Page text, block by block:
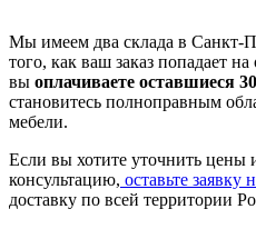
Мы имеем два склада в Санкт-
того, как ваш заказ попадает
вы оплачиваете оставшиеся
становитесь полноправным
мебели.
Если вы хотите уточнить цены
консультацию, оставьте заявку
доставку по всей территории